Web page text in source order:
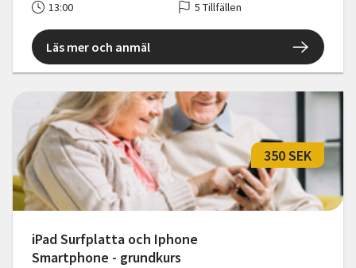
13:00
5 Tillfällen
Läs mer och anmäl
iPad Surfplatta och Iphone
Smartphone - grundkurs
350 SEK